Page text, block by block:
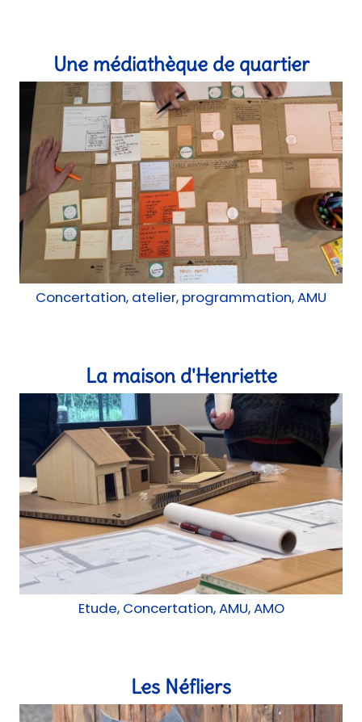
Concertation, atelier, programmation, AMU
La maison d'Henriette
Etude, Concertation, AMU, AMO
Les Néfliers